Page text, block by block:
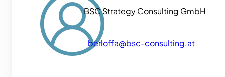
BSC Strategy Consulting GmbH
berloffa@bsc-consulting.at